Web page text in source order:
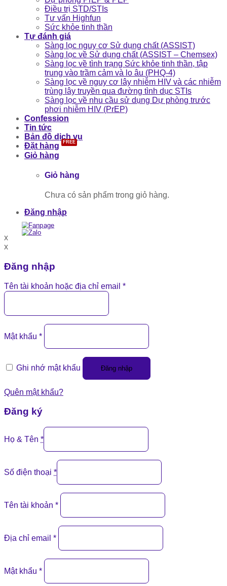
Điều trị STD/STIs
Tư vấn Highfun
Sức khỏe tinh thần
Tự đánh giá
Sàng lọc nguy cơ Sử dụng chất (ASSIST)
Sàng lọc về Sử dụng chất (ASSIST – Chemsex)
Sàng lọc về tình trạng Sức khỏe tinh thần, tập
trung vào trầm cảm và lo âu (PHQ-4)
Sàng lọc về nguy cơ lây nhiễm HIV và các nhiễm
trùng lây truyền qua đường tình dục STIs
Sàng lọc về nhu cầu sử dụng Dự phòng trước
phơi nhiễm HIV (PrEP)
Confession
Tin tức
Bản đồ dịch vụ
Đặt hàng
Giỏ hàng
Giỏ hàng
Chưa có sản phẩm trong giỏ hàng.
Đăng nhập
x
x
Đăng nhập
Tên tài khoản hoặc địa chỉ email *
Mật khẩu *
Ghi nhớ mật khẩu Đăng nhập
Quên mật khẩu?
Đăng ký
Họ & Tên *
Số điện thoại *
Tên tài khoản *
Địa chỉ email *
Mật khẩu *